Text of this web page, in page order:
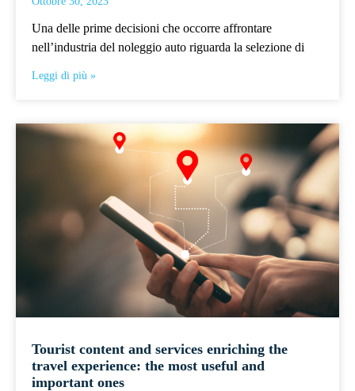
Una delle prime decisioni che occorre affrontare
nell’industria del noleggio auto riguarda la selezione di
Leggi di più »
Tourist content and services enriching the
travel experience: the most useful and
important ones